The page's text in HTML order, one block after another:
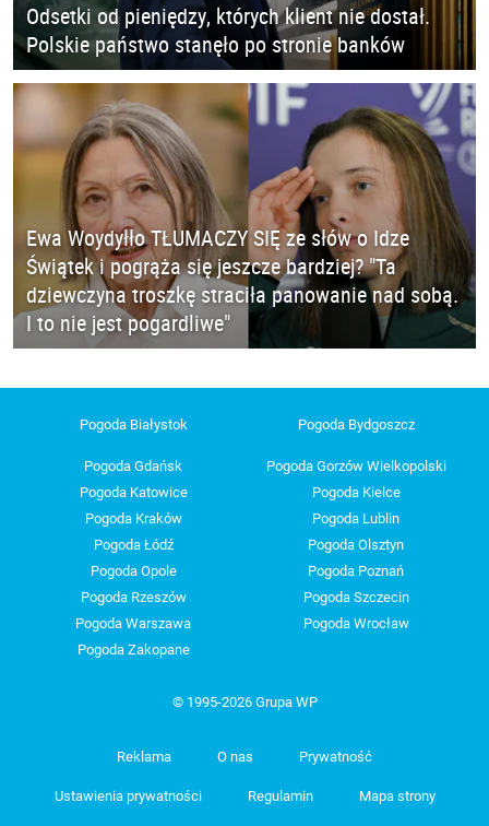
Odsetki od pieniędzy, których klient nie dostał.
Polskie państwo stanęło po stronie banków
Ewa Woydyłło TŁUMACZY SIĘ ze słów o Idze
Świątek i pogrąża się jeszcze bardziej? "Ta
dziewczyna troszkę straciła panowanie nad sobą.
I to nie jest pogardliwe"
Pogoda Białystok Pogoda Bydgoszcz
Pogoda Gdańsk
Pogoda Gorzów Wielkopolski
Pogoda Katowice
Pogoda Kielce
Pogoda Kraków
Pogoda Lublin
Pogoda Łódź
Pogoda Olsztyn
Pogoda Opole
Pogoda Poznań
Pogoda Rzeszów
Pogoda Szczecin
Pogoda Warszawa
Pogoda Wrocław
Pogoda Zakopane
© 1995-2026 Grupa WP
Reklama O nas Prywatność
Ustawienia prywatności Regulamin Mapa strony